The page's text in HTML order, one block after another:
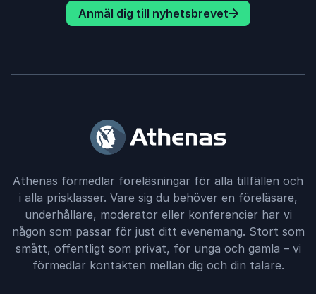
Anmäl dig till nyhetsbrevet
Athenas förmedlar föreläsningar för alla tillfällen och
i alla prisklasser. Vare sig du behöver en föreläsare,
underhållare, moderator eller konferencier har vi
någon som passar för just ditt evenemang. Stort som
smått, offentligt som privat, för unga och gamla – vi
förmedlar kontakten mellan dig och din talare.